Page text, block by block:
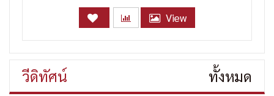
View
วีดิทัศน์ ทั้งหมด